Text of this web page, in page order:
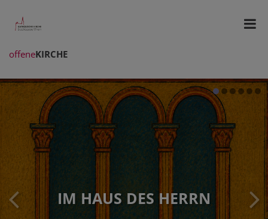
offeneKIRCHE
IM HAUS DES HERRN